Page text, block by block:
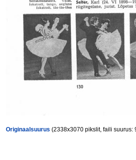
Originaalsuurus (2338x3070 pikslit, faili suurus: